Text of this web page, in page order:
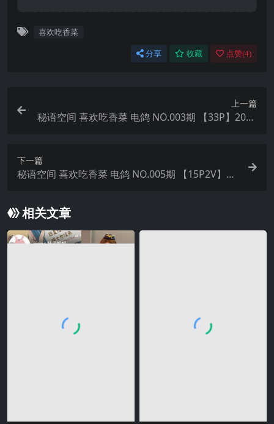
喜欢吃香菜
分享 收藏 点赞(4)
上一篇
秘语空间 喜欢吃香菜 电鸽 NO.003期 【33P】2025
下一篇
秘语空间 喜欢吃香菜 电鸽 NO.005期 【15P2V】20
相关文章